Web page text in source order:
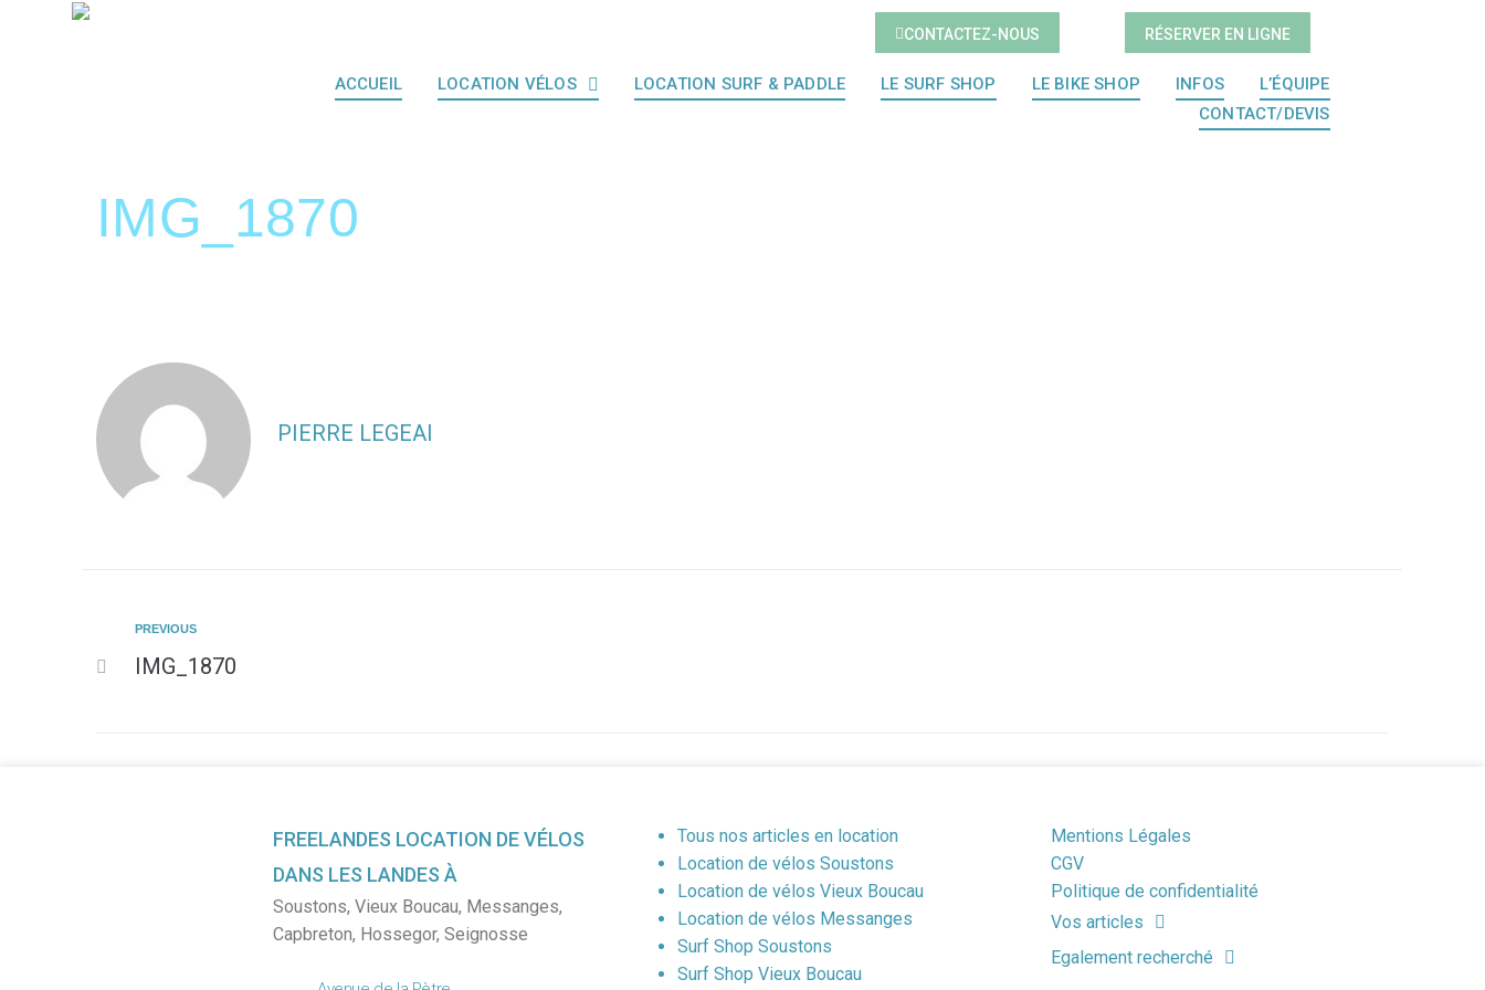
CONTACTEZ-NOUS RÉSERVER EN LIGNE
ACCUEIL LOCATION VÉLOS LOCATION SURF & PADDLE LE SURF SHOP LE BIKE SHOP INFOS
L’ÉQUIPE
CONTACT/DEVIS
IMG_1870
PIERRE LEGEAI
PREVIOUS
IMG_1870
FREELANDES LOCATION DE VÉLOS
DANS LES LANDES À
Soustons,Vieux Boucau, Messanges,
Capbreton, Hossegor,Seignosse
Tous nos articles en location
Location de vélos Soustons
Location de vélos Vieux Boucau
Location de vélos Messanges
Surf Shop Soustons
Surf Shop Vieux Boucau
Mentions Légales
CGV
Politique de confidentialité
Vos articles
Egalement recherché